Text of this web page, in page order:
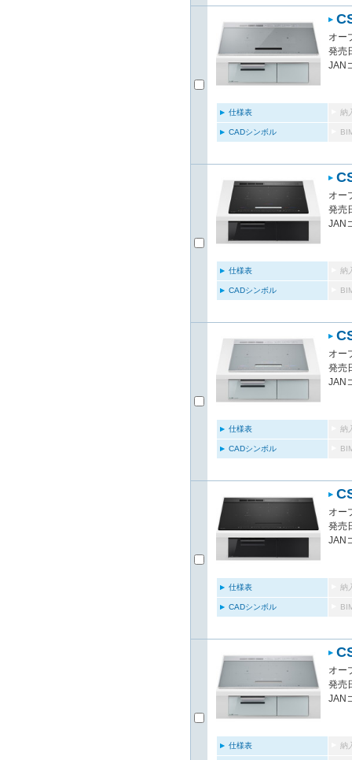
オー
発売
JAN
仕様表 納
CADシンボル
オー
発売
JAN
仕様表 納
CADシンボル
オー
発売
JAN
仕様表 納
CADシンボル
オー
発売
JAN
仕様表 納
CADシンボル
オー
発売
JAN
仕様表 納